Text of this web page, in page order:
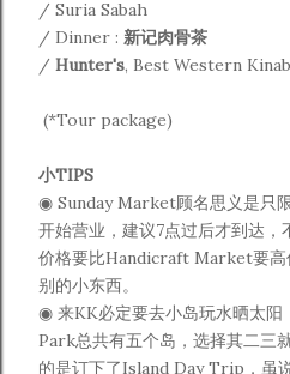
/ Suria Sabah
/ Dinner : 新记肉骨茶
/ Hunter's, Best Western
(*Tour package)
小TIPS
◉ Sunday Market顾名思义是只
开始营业，建议7点过后才到达，
价格要比Handicraft Market要高
别的小东西。
◉ 来KK必定要去小岛玩水晒太
Park总共有五个岛，选择其二三
的是订下了Island Day Trip，虽